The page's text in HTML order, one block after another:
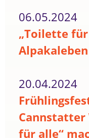
06.05.2024
„Toilette
20.04.2024
Cannstatter
für alle“